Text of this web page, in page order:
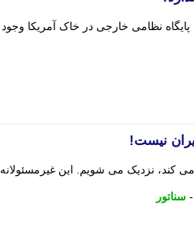
نظامی خارجی در خاک آمریکا وجود
نیست!
کند، نزدیک می شویم. این غیرمسئولانه
- سناتور